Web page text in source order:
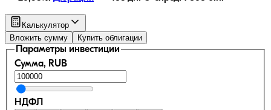
Калькулятор
Вложить сумму
Купить облигации
Параметры инвестиции
Сумма, RUB
НДФЛ